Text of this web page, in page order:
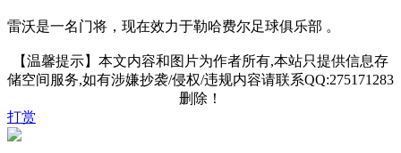
雷沃是一名门将，现在效力于勒哈费尔足球俱乐部 。
【温馨提示】本文内容和图片为作者所有,本站只提供信息存
储空间服务,如有涉嫌抄袭/侵权/违规内容请联系QQ:275171283
删除！
打赏